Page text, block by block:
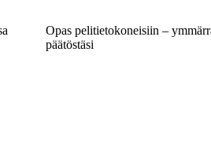
Opas pelitietokoneisiin –
päätöstäsi